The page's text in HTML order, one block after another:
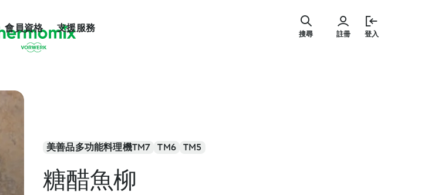
會員資格 支援服務
註冊 登入
搜尋
美善品多功能料理機TM7 TM6 TM5
糖醋魚柳